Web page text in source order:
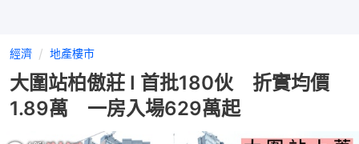
經濟 地產樓市
大圍站柏傲莊 I 首批180伙 折實均價
1.89萬 一房入場629萬起